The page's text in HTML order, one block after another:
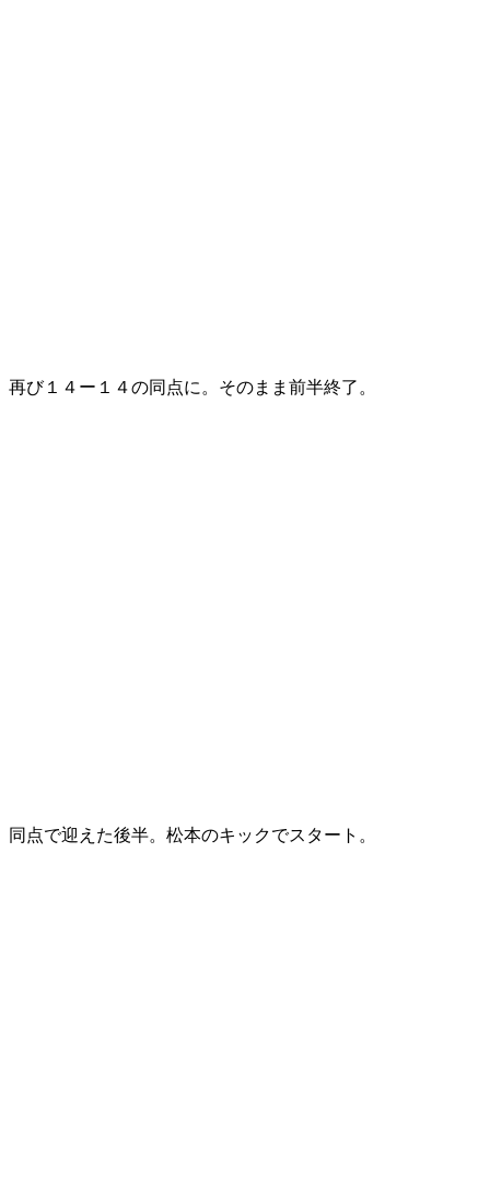
再び１４ー１４の同点に。そのまま前半終了。
同点で迎えた後半。松本のキックでスタート。